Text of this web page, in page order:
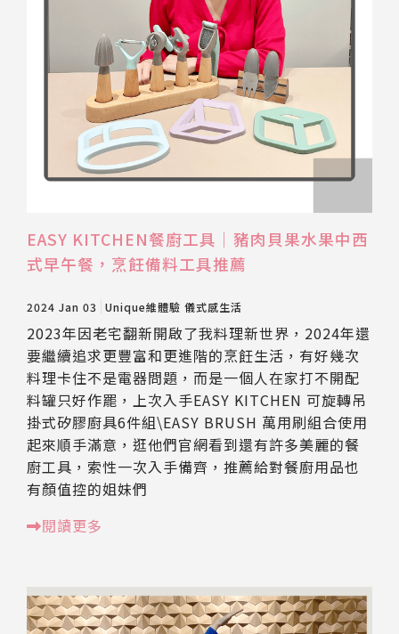
EASY KITCHEN餐廚工具｜豬肉貝果水果中西
式早午餐，烹飪備料工具推薦
2024 Jan 03 Unique維體驗 儀式感生活
2023年因老宅翻新開啟了我料理新世界，2024年還
要繼續追求更豐富和更進階的烹飪生活，有好幾次
料理卡住不是電器問題，而是一個人在家打不開配
料罐只好作罷，上次入手EASY KITCHEN 可旋轉吊
掛式矽膠廚具6件組\EASY BRUSH 萬用刷組合使用
起來順手滿意，逛他們官網看到還有許多美麗的餐
廚工具，索性一次入手備齊，推薦給對餐廚用品也
有顏值控的姐妹們
閱讀更多